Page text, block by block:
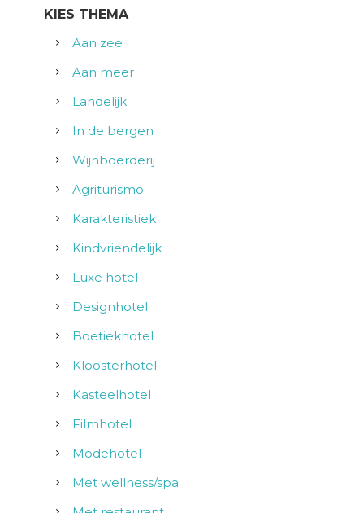
KIES THEMA
Aan zee
Aan meer
Landelijk
In de bergen
Wijnboerderij
Agriturismo
Karakteristiek
Kindvriendelijk
Luxe hotel
Designhotel
Boetiekhotel
Kloosterhotel
Kasteelhotel
Filmhotel
Modehotel
Met wellness/spa